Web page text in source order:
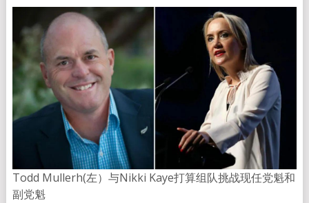
Todd Mullerh(左）与Nikki Kaye打算组队挑战现任党魁和
副党魁